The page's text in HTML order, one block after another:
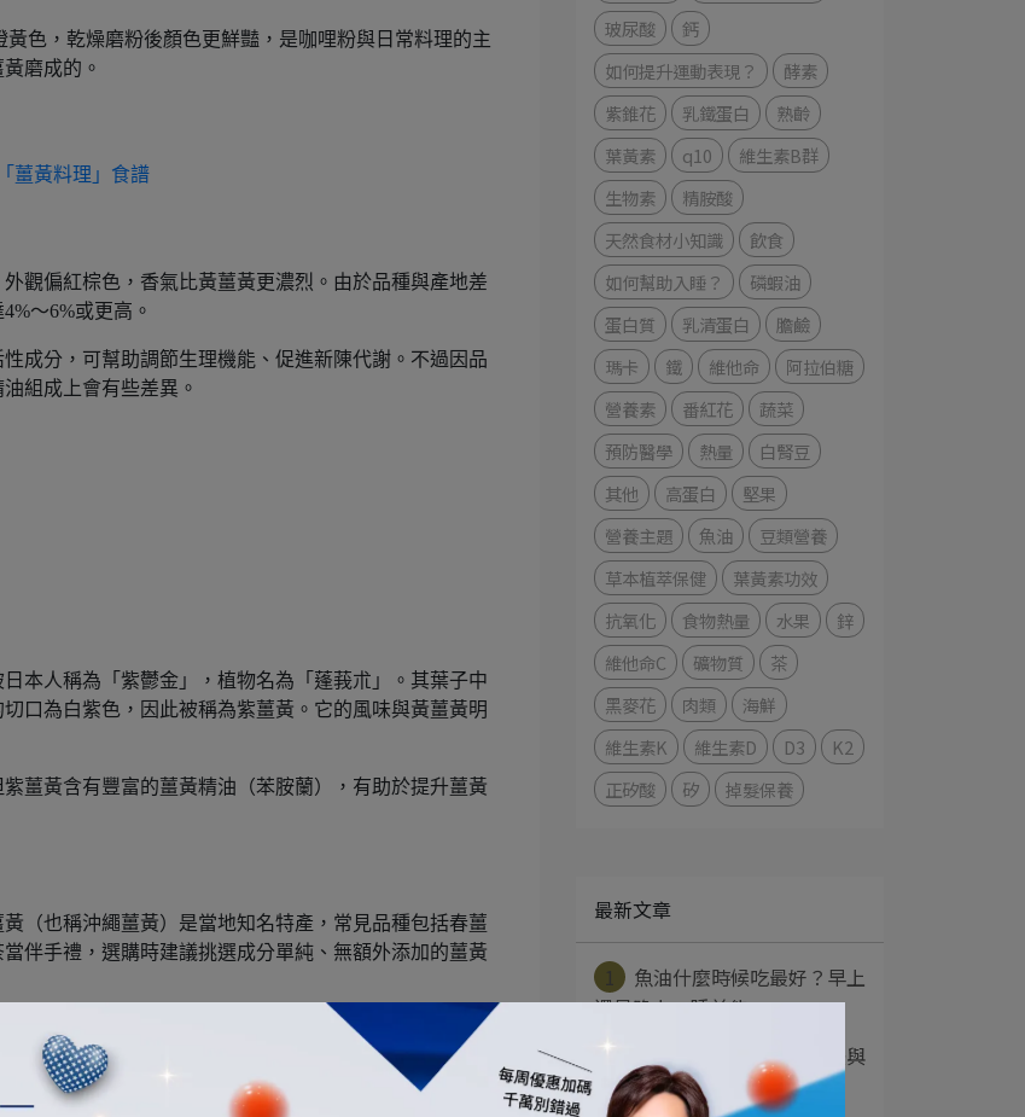
色， 乾燥磨粉後顏色更鮮豔，是咖哩粉與日常料理的主
磨成的。
薑黃料理」食譜
觀偏紅棕色，香氣比黃薑黃更濃烈。 由於品種與產地差
～6%或更高。
成分，可幫助調節生理機能、促進新陳代謝。不過因品
組成上會有些差異。
本人稱為「紫鬱金」，植物名為「蓬莪朮」。其葉子中
口為白紫色，因此被稱為紫薑黃。它的風味與黃薑黃明
薑黃含有豐富的薑黃精油（苯胺蘭），有助於提升薑黃
（也稱沖繩薑黃）是當地知名特產，常見品種包括春薑
伴手禮，選購時建議挑選成分單純、無額外添加的薑黃
中使用的就是秋薑黃。
有大量精油成分，被認為具有保護消化道的作用。
玻尿酸
鈣
如何提升運動表現？
酵素
紫錐花
乳鐵蛋白
熟齡
葉黃素
q10
維生素B群
生物素
精胺酸
天然食材小知識
飲食
如何幫助入睡？
磷蝦油
蛋白質
乳清蛋白
膽鹼
瑪卡
鐵 維他命
阿拉伯糖
營養素
番紅花
蔬菜
預防醫學
熱量
白腎豆
其他
高蛋白
堅果
營養主題
魚油
豆類營養
草本植萃保健
葉黃素功效
抗氧化
食物熱量 水果
鋅
維他命C
礦物質
茶
黑麥花
肉類
海鮮
維生素K
維生素D D3
K2
正矽酸
矽 掉髮保養
最新文章
魚油什麼時候吃最好？早上
還是晚上、睡前能⋯
2
薑黃是什麼？功效、吃法與
薑黃素差別一次看⋯